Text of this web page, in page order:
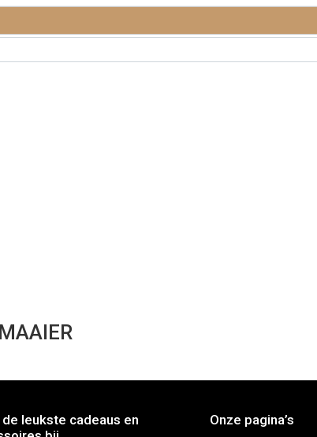
de leukste cadeaus en
Onze pagina’s